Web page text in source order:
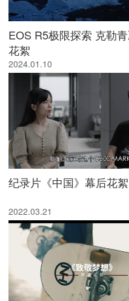
EOS R5极限探索 克勒
花絮
2024.01.10
纪录片《中国》幕后花絮
2022.03.21